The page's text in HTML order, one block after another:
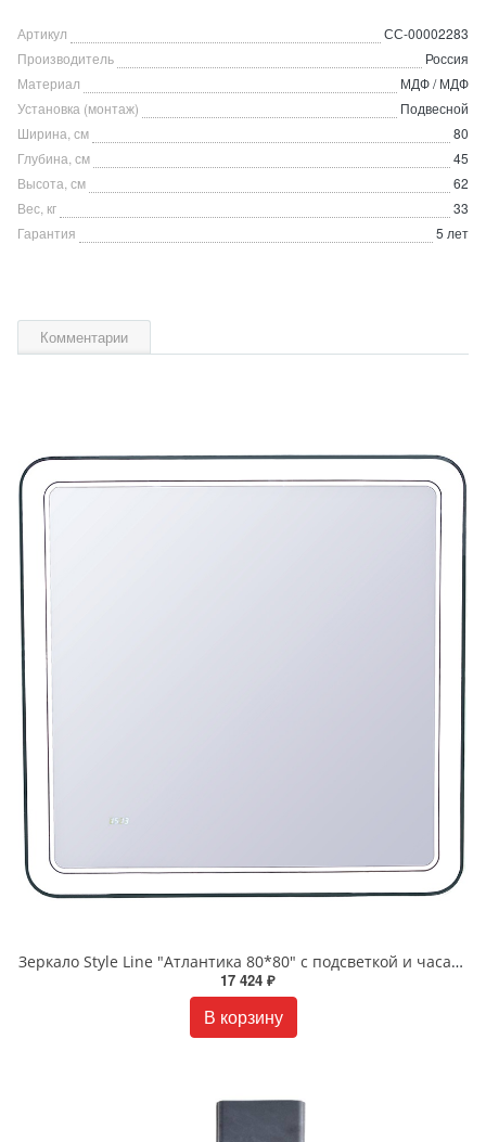
Артикул
СС-00002283
Производитель
Россия
Материал
МДФ / МДФ
Установка (монтаж)
Подвесной
Ширина, см
80
Глубина, см
45
Высота, см
62
Вес, кг
33
Гарантия
5 лет
Комментарии
Зеркало Style Line "Атлантика 80*80" с подсветкой и часами СС-00000671
17 424 ₽
В корзину